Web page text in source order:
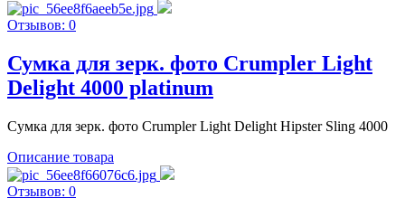
Отзывов: 0
Сумка для зерк. фото Crumpler Light
Delight 4000 platinum
Сумка для зерк. фото Crumpler Light Delight Hipster Sling 4000
Описание товара
Отзывов: 0